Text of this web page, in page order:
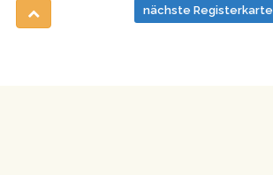
nächste Registerkarte